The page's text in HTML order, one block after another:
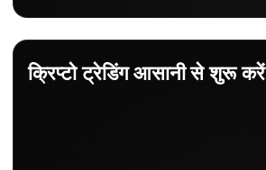
क्रिप्टो ट्रेडिंग आसानी से शुरू करें